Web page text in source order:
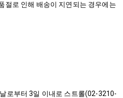
절로 인해 배송이 지연되는 경우에는
로부터 3일 이내로 스트롤(02-3210-